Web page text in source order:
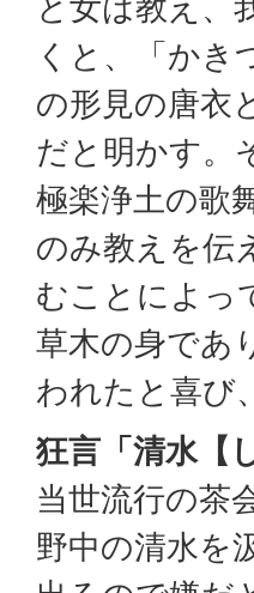
くと、「かき
の形見の唐衣
だと明かす。
極楽浄土の歌
のみ教えを伝
むことによっ
草木の身であ
われたと喜び
狂言「清水【
当世流行の茶
野中の清水を